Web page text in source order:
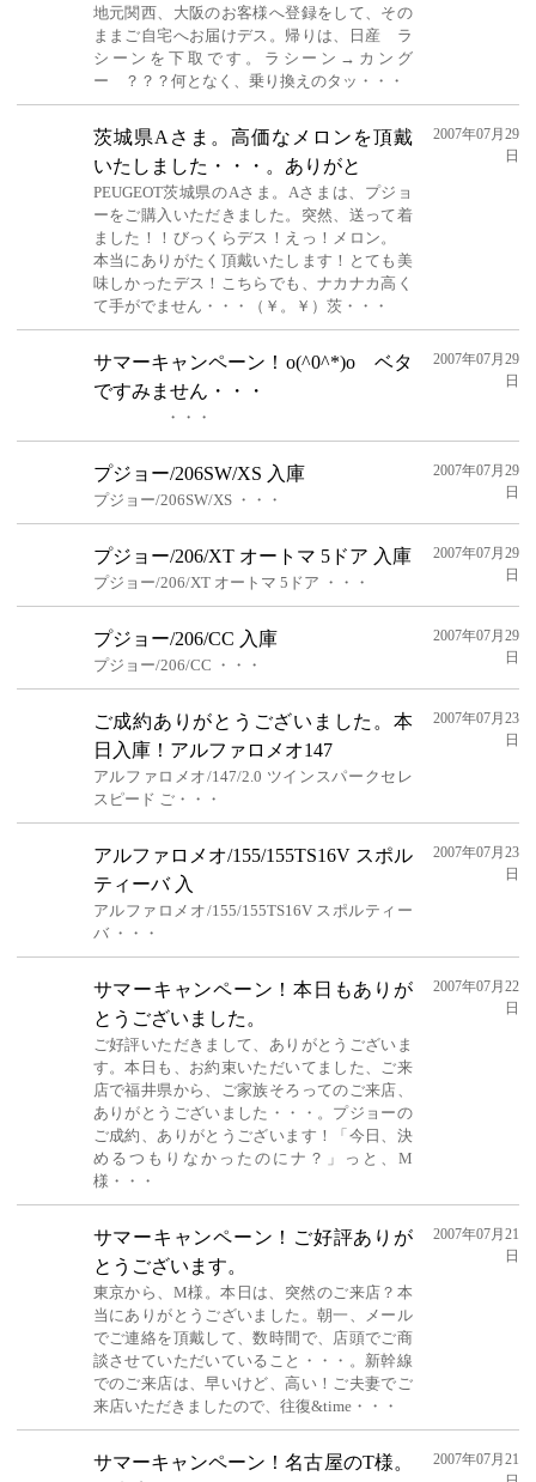
地元関西、大阪のお客様へ登録をして、その
ままご自宅へお届けデス。帰りは、日産 ラ
シーンを下取です。ラシーン→カング
ー ？？？何となく、乗り換えのタッ・・・
茨城県Aさま。高価なメロンを頂戴
いたしました・・・。ありがと
PEUGEOT茨城県のAさま。Aさまは、プジョ
ーをご購入いただきました。突然、送って着
ました！！びっくらデス！えっ！メロン。
本当にありがたく頂戴いたします！とても美
味しかったデス！こちらでも、ナカナカ高く
て手がでません・・・（￥。￥）茨・・・
2007年07月29
日
サマーキャンペーン！o(^0^*)o ベタ
ですみません・・・
・・・
2007年07月29
日
プジョー/206SW/XS 入庫
プジョー/206SW/XS ・・・
2007年07月29
日
プジョー/206/XT オートマ 5ドア 入庫
プジョー/206/XT オートマ 5ドア ・・・
2007年07月29
日
プジョー/206/CC 入庫
プジョー/206/CC ・・・
2007年07月29
日
ご成約ありがとうございました。本
日入庫！アルファロメオ147
アルファロメオ/147/2.0 ツインスパークセレ
スピード ご・・・
2007年07月23
日
アルファロメオ/155/155TS16V スポル
ティーバ 入
アルファロメオ/155/155TS16V スポルティー
バ ・・・
2007年07月23
日
サマーキャンペーン！本日もありが
とうございました。
ご好評いただきまして、ありがとうございま
す。本日も、お約束いただいてました、ご来
店で福井県から、ご家族そろってのご来店、
ありがとうございました・・・。プジョーの
ご成約、ありがとうございます！「今日、決
めるつもりなかったのにナ？」っと、M
様・・・
2007年07月22
日
サマーキャンペーン！ご好評ありが
とうございます。
東京から、M様。本日は、突然のご来店？本
当にありがとうございました。朝一、メール
でご連絡を頂戴して、数時間で、店頭でご商
談させていただいていること・・・。新幹線
でのご来店は、早いけど、高い！ご夫妻でご
来店いただきましたので、往復&time・・・
2007年07月21
日
サマーキャンペーン！名古屋のT様。
2007年07月21